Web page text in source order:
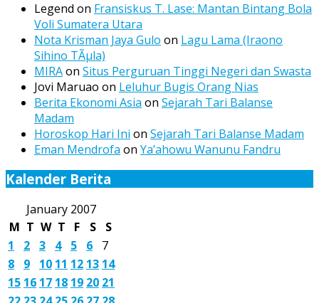
Legend on Fransiskus T. Lase: Mantan Bintang Bola
Voli Sumatera Utara
Nota Krisman Jaya Gulo on Lagu Lama (Iraono
Sihino TÃµla)
MIRAon Situs Perguruan Tinggi Negeri dan Swasta
Jovi Maruao on Leluhur Bugis Orang Nias
Berita Ekonomi Asia on Sejarah Tari Balanse
Madam
Horoskop Hari Ini on Sejarah Tari Balanse Madam
Eman Mendrofa on Ya’ahowu Wanunu Fandru
Kalender Berita
January 2007
M T W T F S
S
1
2 3 4 5 6
7
8
9 10 11 12 13 14
15 16 17 18 19 20 21